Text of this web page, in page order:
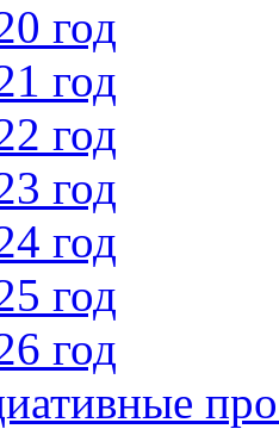
год
год
год
год
год
год
год